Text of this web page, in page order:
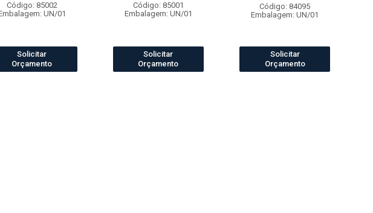
Código: 85002
UN/01
Solicitar
Orçamento
Código: 85001
Embalagem: UN/01
Solicitar
Orçamento
Código: 84095
Embalagem: UN/01
Solicitar
Orçamento